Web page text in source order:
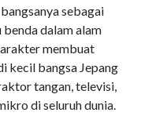
sebagai
dalam alam
membuat
kecil bangsa Jepang
tangan, televisi,
di seluruh dunia.